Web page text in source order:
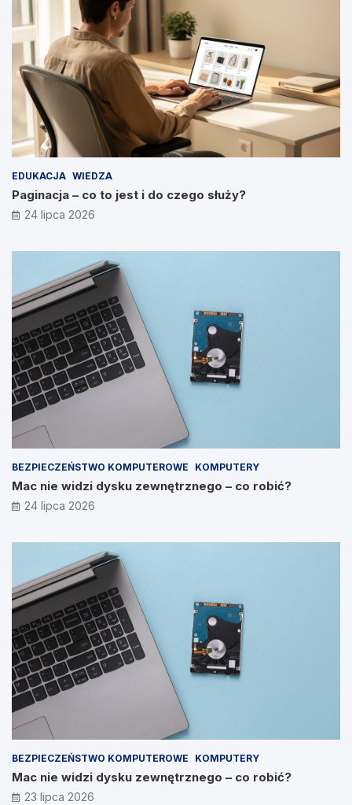
EDUKACJA WIEDZA
Paginacja – co to jest i do czego służy?
24 lipca 2026
BEZPIECZEŃSTWO KOMPUTEROWE KOMPUTERY
Mac nie widzi dysku zewnętrznego – co robić?
24 lipca 2026
BEZPIECZEŃSTWO KOMPUTEROWE KOMPUTERY
Mac nie widzi dysku zewnętrznego – co robić?
23 lipca 2026